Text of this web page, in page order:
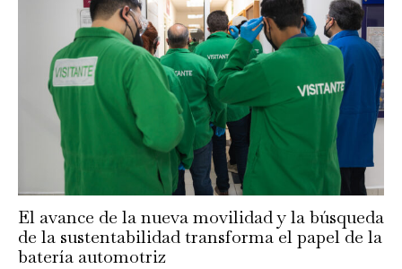
El avance de la nueva movilidad y la búsqueda
de la sustentabilidad transforma el papel de la
batería automotriz